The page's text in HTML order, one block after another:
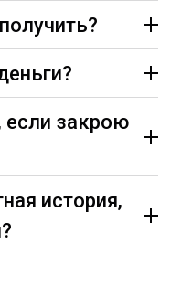
если закрою
история,